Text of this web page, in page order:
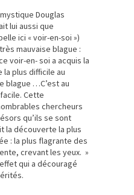
Douglas
lui aussi que
ici « voir-en-soi »)
mauvaise blague :
voir-en- soi a acquis la
la plus difficile au
blague …C’est au
Cette
chercheurs
qu’ils se sont
la découverte la plus
: la plus flagrante des
crevant les yeux. »
qui a découragé